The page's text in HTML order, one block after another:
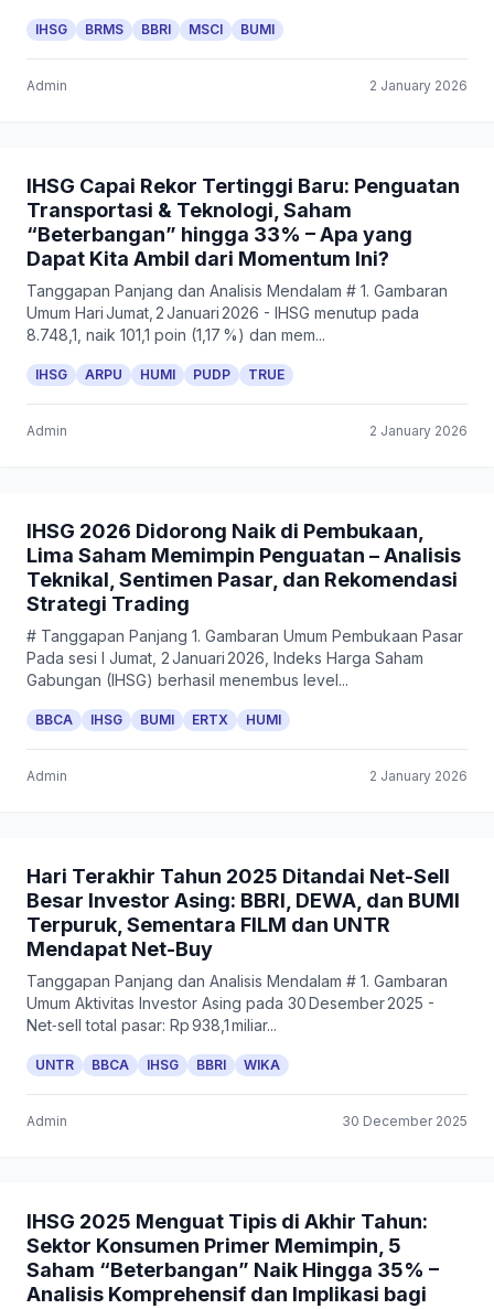
IHSG BRMS BBRI MSCI BUMI
Admin 2 January 2026
IHSG Capai Rekor Tertinggi Baru: Penguatan
Transportasi & Teknologi, Saham
“Beterbangan” hingga 33% – Apa yang
Dapat Kita Ambil dari Momentum Ini?
Tanggapan Panjang dan Analisis Mendalam # 1. Gambaran
Umum Hari Jumat, 2 Januari 2026 - IHSG menutup pada
8.748,1, naik 101,1 poin (1,17 %) dan mem...
IHSG ARPU HUMI PUDP TRUE
Admin 2 January 2026
IHSG 2026 Didorong Naik di Pembukaan,
Lima Saham Memimpin Penguatan – Analisis
Teknikal, Sentimen Pasar, dan Rekomendasi
Strategi Trading
# Tanggapan Panjang 1. Gambaran Umum Pembukaan Pasar
Pada sesi I Jumat, 2 Januari 2026, Indeks Harga Saham
Gabungan (IHSG) berhasil menembus level...
BBCA IHSG BUMI ERTX HUMI
Admin 2 January 2026
Hari Terakhir Tahun 2025 Ditandai Net-Sell
Besar Investor Asing: BBRI, DEWA, dan BUMI
Terpuruk, Sementara FILM dan UNTR
Mendapat Net-Buy
Tanggapan Panjang dan Analisis Mendalam # 1. Gambaran
Umum Aktivitas Investor Asing pada 30 Desember 2025 -
Net‑sell total pasar: Rp 938,1 miliar...
UNTR BBCA IHSG BBRI WIKA
Admin 30 December 2025
IHSG 2025 Menguat Tipis di Akhir Tahun:
Sektor Konsumen Primer Memimpin, 5
Saham “Beterbangan” Naik Hingga 35% –
Analisis Komprehensif dan Implikasi bagi